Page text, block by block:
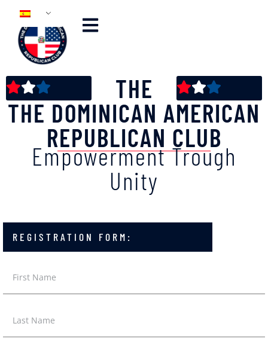
THE
THE DOMINICAN AMERICAN
REPUBLICAN CLUB
Empowerment Trough
Unity
REGISTRATION FORM: